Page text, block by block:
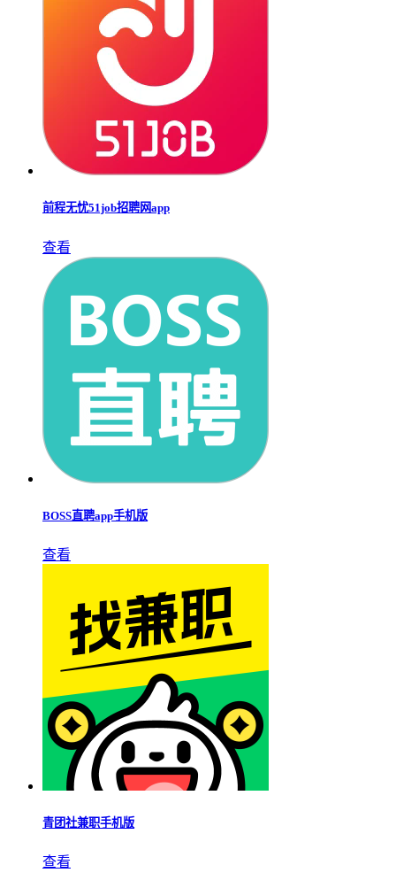
前程无忧51job招聘网app
查看
BOSS直聘app手机版
查看
青团社兼职手机版
查看